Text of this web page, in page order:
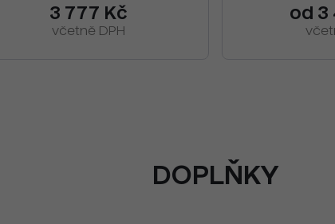
3 777 Kč
včetně DPH
od 3
DOPLŇKY